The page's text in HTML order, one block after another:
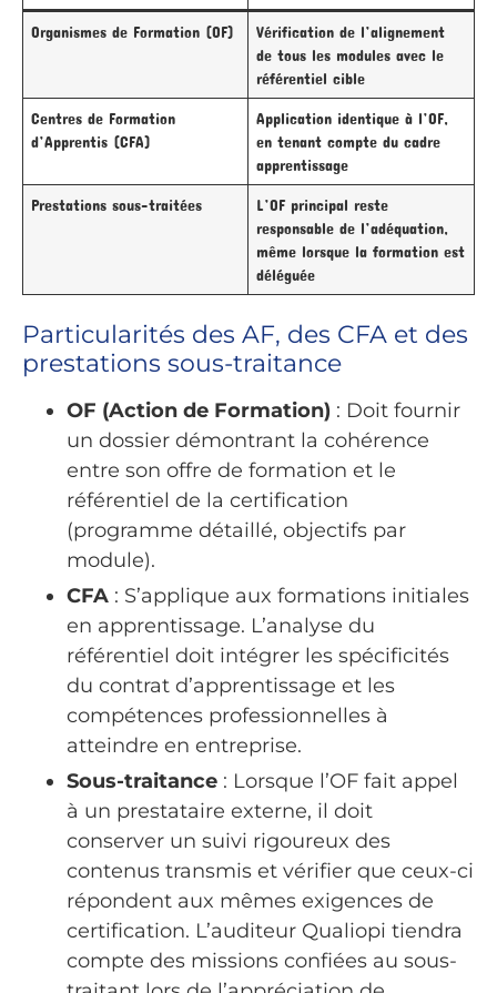
Organismes de Formation (OF)
Vérification de l’alignement
de tous les modules avec le
référentiel cible
Centres de Formation
d’Apprentis (CFA)
Application identique à l’OF,
en tenant compte du cadre
apprentissage
Prestations sous-traitées
L’OF principal reste
responsable de l’adéquation,
même lorsque la formation est
déléguée
Particularités des AF, des CFA et des
prestations sous-traitance
OF (Action de Formation) : Doit fournir
un dossier démontrant la cohérence
entre son offre de formation et le
référentiel de la certification
(programme détaillé, objectifs par
module).
CFA : S’applique aux formations initiales
en apprentissage. L’analyse du
référentiel doit intégrer les spécificités
du contrat d’apprentissage et les
compétences professionnelles à
atteindre en entreprise.
Sous-traitance : Lorsque l’OF fait appel
à un prestataire externe, il doit
conserver un suivi rigoureux des
contenus transmis et vérifier que ceux-ci
répondent aux mêmes exigences de
certification. L’auditeur Qualiopi tiendra
compte des missions confiées au sous-